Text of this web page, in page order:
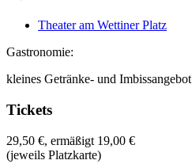
Theater am Wettiner Platz
Gastronomie:
kleines Getränke- und Imbissangebot
Tickets
29,50 €, ermäßigt 19,00 €
(jeweils Platzkarte)